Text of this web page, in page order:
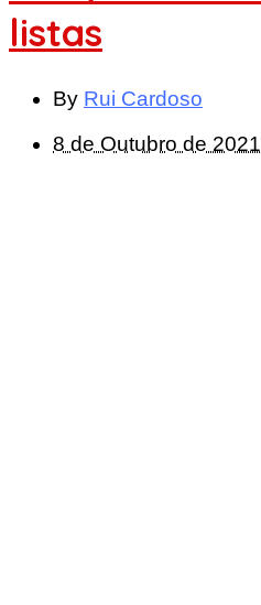
listas
By Rui Cardoso
8 de Outubro de 2021